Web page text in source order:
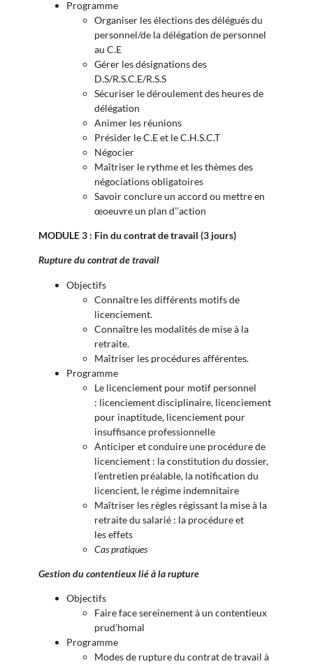
Programme
Organiser les élections des délégués du
personnel/de la délégation de personnel
au C.E
Gérer les désignations des
D.S/R.S.C.E/R.S.S
Sécuriser le déroulement des heures de
délégation
Animer les réunions
Présider le C.E et le C.H.S.C.T
Négocier
Maîtriser le rythme et les thèmes des
négociations obligatoires
Savoir conclure un accord ou mettre en
œoeuvre un plan d’’action
MODULE 3 : Fin du contrat de travail (3 jours)
Rupture du contrat de travail
Objectifs
Connaître les différents motifs de
licenciement.
Connaître les modalités de mise à la
retraite.
Maîtriser les procédures afférentes.
Programme
Le licenciement pour motif personnel
: licenciement disciplinaire, licenciement
pour inaptitude, licenciement pour
insuffisance professionnelle
Anticiper et conduire une procédure de
licenciement : la constitution du dossier,
l’entretien préalable, la notification du
licencient, le régime indemnitaire
Maîtriser les règles régissant la mise à la
retraite du salarié : la procédure et
leseffets
Cas pratiques
Gestion du contentieux lié à la rupture
Objectifs
Faire face sereinement à un contentieux
prud’homal
Programme
Modes de rupture du contrat de travail à